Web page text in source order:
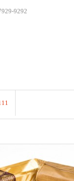
9292